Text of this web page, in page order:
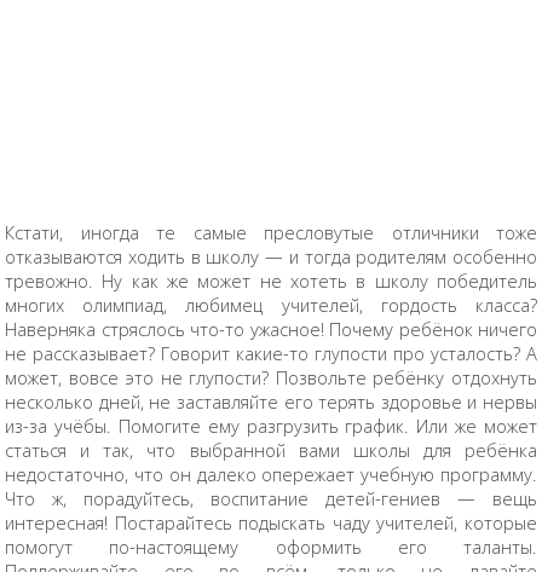
Кстати, иногда те самые пресловутые отличники тоже
отказываются ходить в школу — и тогда родителям особенно
тревожно. Ну как же может не хотеть в школу победитель
многих олимпиад, любимец учителей, гордость класса?
Наверняка стряслось что-то ужасное! Почему ребёнок ничего
не рассказывает? Говорит какие-то глупости про усталость? А
может, вовсе это не глупости? Позвольте ребёнку отдохнуть
несколько дней, не заставляйте его терять здоровье и нервы
из-за учёбы. Помогите ему разгрузить график. Или же может
статься и так, что выбранной вами школы для ребёнка
недостаточно, что он далеко опережает учебную программу.
Что ж, порадуйтесь, воспитание детей-гениев — вещь
интересная! Постарайтесь подыскать чаду учителей, которые
помогут по-настоящему оформить его таланты.